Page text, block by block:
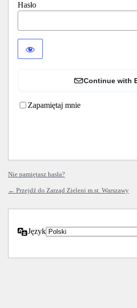
Hasło
Continue with
Zapamiętaj mnie
Nie pamiętasz hasła?
← Przejdź do Zarząd Zieleni m.st. Warszawy
Język